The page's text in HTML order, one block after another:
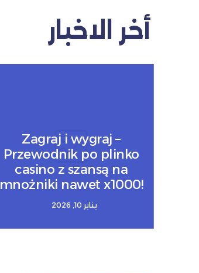
أخر الاخبار
Zagraj i wygraj –
Przewodnik po plinko
casino z szansą na
mnożniki nawet x1000!
يناير 10, 2026